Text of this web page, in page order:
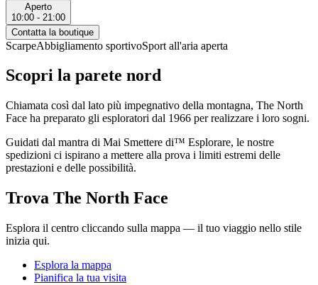
Aperto
10:00 - 21:00
Contatta la boutique
ScarpeAbbigliamento sportivoSport all'aria aperta
Scopri la parete nord
Chiamata così dal lato più impegnativo della montagna, The North
Face ha preparato gli esploratori dal 1966 per realizzare i loro sogni.
Guidati dal mantra di Mai Smettere di™ Esplorare, le nostre
spedizioni ci ispirano a mettere alla prova i limiti estremi delle
prestazioni e delle possibilità.
Trova The North Face
Esplora il centro cliccando sulla mappa — il tuo viaggio nello stile
inizia qui.
Esplora la mappa
Pianifica la tua visita